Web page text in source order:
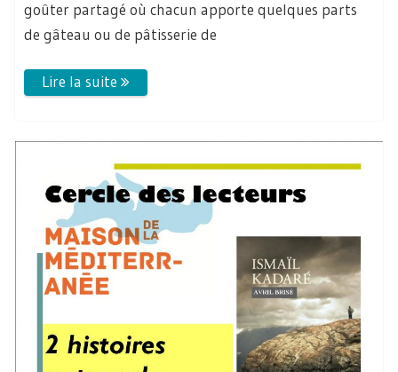
goûter partagé où chacun apporte quelques parts
de gâteau ou de pâtisserie de